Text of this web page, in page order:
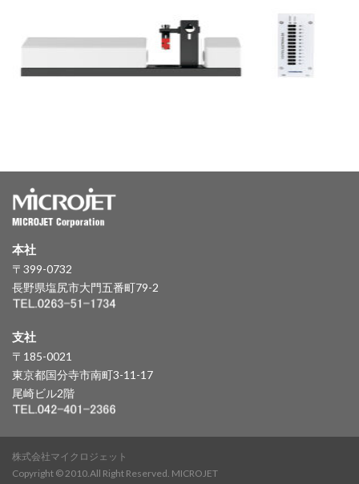
本社
〒399-0732
長野県塩尻市大門五番町79-2
支社
〒185-0021
東京都国分寺市南町3-11-17
尾崎ビル2階
株式会社マイクロジェット
Copyright © 2010.All Right Reserved. MICROJET